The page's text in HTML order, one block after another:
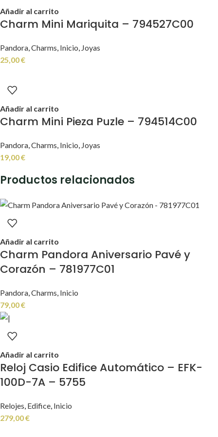
Añadir al carrito
Charm Mini Mariquita – 794527C00
Pandora,Charms, Inicio, Joyas
25,00€
Añadir al carrito
Charm Mini Pieza Puzle – 794514C00
Pandora,Charms, Inicio, Joyas
19,00€
Productos relacionados
Añadir al carrito
Charm Pandora Aniversario Pavé y
Corazón – 781977C01
Pandora,Charms, Inicio
79,00€
Añadir al carrito
Reloj Casio Edifice Automático – EFK-
100D-7A – 5755
Relojes, Edifice, Inicio
279,00€